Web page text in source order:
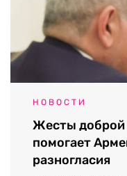
НОВОСТИ
Жесты доброй
помогает
разногласия